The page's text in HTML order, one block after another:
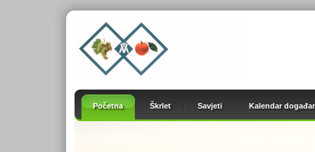
Početna Škrlet Savjeti Kalendar